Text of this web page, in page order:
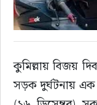
অন্যান্য
কুমিল্লায় বিজয় দিবসের র‌্যালি থেকে
সড়ক দুর্ঘটনায় এক